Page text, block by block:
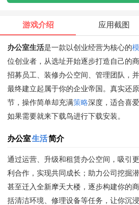
游戏介绍 应用截图
办公室生活是一款以创业经营为核心的
位创业者，从选址开始逐步打造自己的
招募员工、装修办公空间、管理团队，
最终建立起属于你的企业帝国。真实还
节，操作简单却充满策略深度，适合喜爱
如果需要就来下载鸟进行下载安装。
办公室生活简介
通过运营、升级和租赁办公空间，吸引
利合作，实现共同成长；助力公司挖掘
甚至迁入全新摩天大楼，逐步构建你的
括清洁环境、修理设备等任务，让你沉